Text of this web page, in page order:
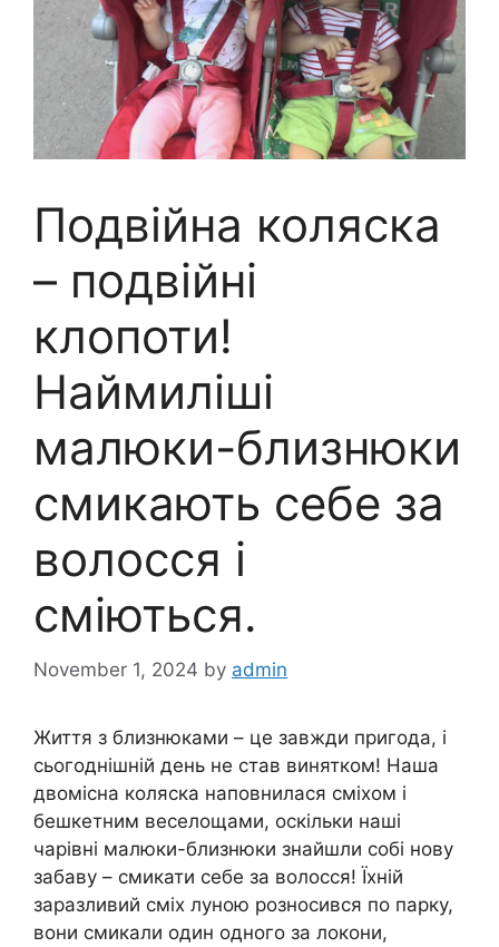
Подвійна коляска
– подвійні
клопоти!
Наймиліші
малюки-близнюки
смикають себе за
волосся і
сміються.
November 1, 2024 by admin
Життя з близнюками – це завжди пригода, і
сьогоднішній день не став винятком! Наша
двомісна коляска наповнилася сміхом і
бешкетним веселощами, оскільки наші
чарівні малюки-близнюки знайшли собі нову
забаву – смикати себе за волосся! Їхній
заразливий сміх луною розносився по парку,
вони смикали один одного за локони,